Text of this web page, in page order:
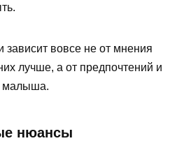
зависит вовсе не от мнения
лучше, а от предпочтений и
малыша.
нюансы